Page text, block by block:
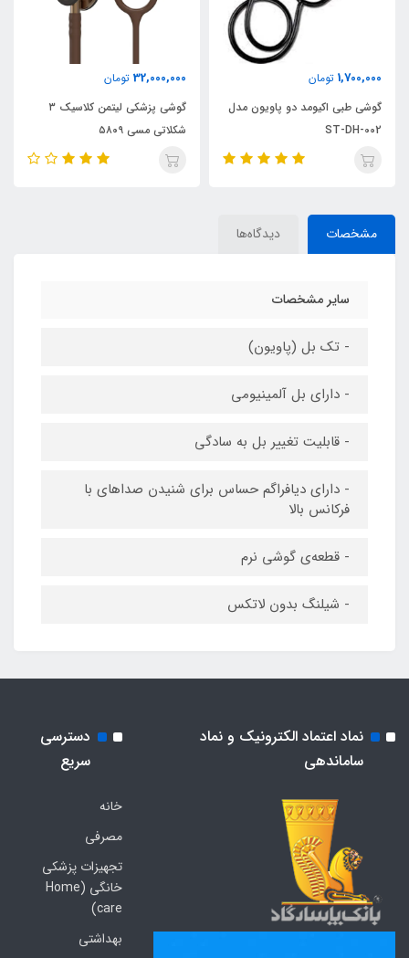
1,700,000 تومان
گوشی طبی اکیومد دو پاویون مدل
ST-DH-002
32,000,000 تومان
گوشی پزشکی لیتمن کلاسیک ۳
شکلاتی مسی ۵۸۰۹
مشخصات دیدگاه‌ها
سایر مشخصات
- تک بل (پاویون)
- دارای بل آلمینیومی
- قابلیت تغییر بل به سادگی
- دارای دیافراگم حساس برای شنیدن صداهای با
فرکانس بالا
- قطعه‌ی گوشی نرم
- شیلنگ بدون لاتکس
نماد اعتماد الکترونیک و نماد
ساماندهی
دسترسی
سریع
خانه
مصرفی
تجهیزات پزشکی
خانگی (Home
care)
بهداشتی